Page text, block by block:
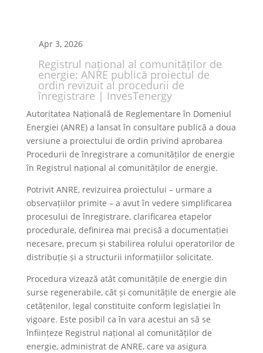
Apr 3, 2026
Registrul național al comunităților de
energie: ANRE publică proiectul de
ordin revizuit al procedurii de
înregistrare | InvesTenergy
Autoritatea Națională de Reglementare în Domeniul
Energiei (ANRE) a lansat în consultare publică a doua
versiune a proiectului de ordin privind aprobarea
Procedurii de înregistrare a comunităților de energie
în Registrul național al comunităților de energie.
Potrivit ANRE, revizuirea proiectului – urmare a
observațiilor primite – a avut în vedere simplificarea
procesului de înregistrare, clarificarea etapelor
procedurale, definirea mai precisă a documentației
necesare, precum și stabilirea rolului operatorilor de
distribuție și a structurii informațiilor solicitate.
Procedura vizează atât comunitățile de energie din
surse regenerabile, cât și comunitățile de energie ale
cetățenilor, legal constituite conform legislației în
vigoare. Este posibil ca în vara acestui an să se
înființeze Registrul național al comunităților de
energie, administrat de ANRE, care va asigura